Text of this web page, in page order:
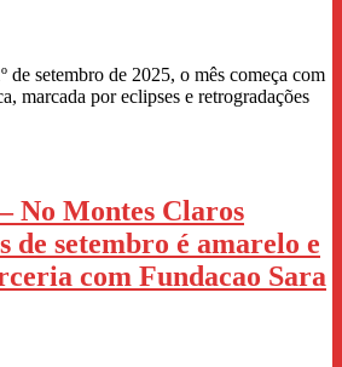
setembro de 2025, o mês começa com
marcada por eclipses e retrogradações
No Montes Claros
de setembro é amarelo e
com Fundacao Sara